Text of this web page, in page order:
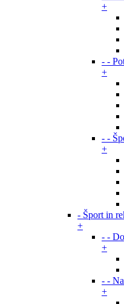
+
- -
+
- -
+
- Šport in
+
- -
+
- -
+